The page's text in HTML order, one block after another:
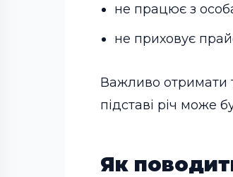
не працює з
не приховує
Важливо отримати
підставі річ може
Як